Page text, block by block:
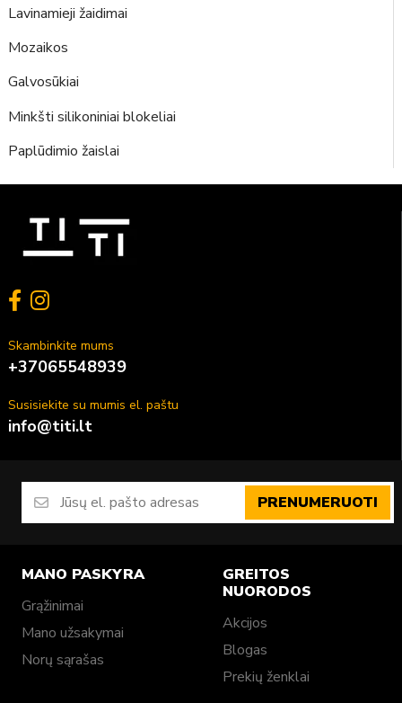
Lavinamieji žaidimai
Mozaikos
Galvosūkiai
Minkšti silikoniniai blokeliai
Paplūdimio žaislai
Skambinkite mums
+37065548939
Susisiekite su mumis el. paštu
info@titi.lt
PRENUMERUOTI
MANO PASKYRA
Grąžinimai
Mano užsakymai
Norų sąrašas
GREITOS
NUORODOS
Akcijos
Blogas
Prekių ženklai